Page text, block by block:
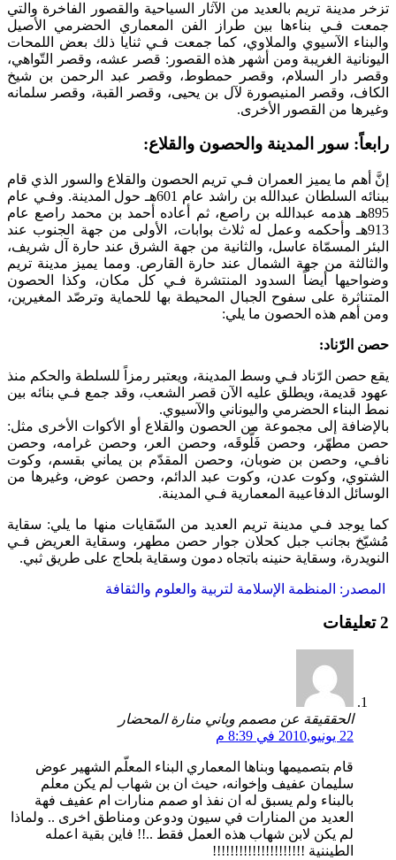
تزخر مدينة تريم بالعديد من الآثار السياحية والقصور الفاخرة والتي
جمعت فـي بناءها بين طراز الفن المعماري الحضرمي الأصيل
والبناء الآسيوي والملاوي، كما جمعت فـي ثنايا ذلك بعض اللمحات
اليونانية الغريبة ومن أشهر هذه القصور: قصر عشه، وقصر التّواهي،
وقصر دار السلام، وقصر حمطوط، وقصر عبد الرحمن بن شيخ
الكاف، وقصر المنيصورة لآل بن يحيى، وقصر القبة، وقصر سلمانه
وغيرها من القصور الأخرى.
رابعاً: سور المدينة والحصون والقلاع:
إنَّ أهم ما يميز العمران فـي تريم الحصون والقلاع والسور الذي قام
ببنائه السلطان عبدالله بن راشد عام 601هـ حول المدينة. وفـي عام
895هـ هدمه عبدالله بن راصع، ثم أعاده أحمد بن محمد راصع عام
913هـ وأحكمه وعمل له ثلاث بوابات،
الأولى من جهة الجنوب عند
البئر المسمّاة عاسل، والثانية من جهة الشرق عند حارة آل شريف،
والثالثة من جهة الشمال عند حارة القارص. ومما يميز مدينة تريم
وضواحيها أيضاً السدود المنتشرة فـي كل مكان، وكذا الحصون
المتناثرة على سفوح الجبال المحيطة بها للحماية وترصّد المغيرين،
ومن أهم هذه الحصون ما يلي:
حصن الرّناد:
يقع حصن الرّناد فـي وسط المدينة، ويعتبر رمزاً للسلطة والحكم منذ
عهود قديمة، ويطلق عليه الآن قصر الشعب، وقد جمع فـي بنائه بين
نمط البناء الحضرمي واليوناني والآسيوي.
بالإضافة إلى مجموعة من الحصون والقلاع أو الأكوات الأخرى مثل:
حصن مطهّر، وحصن فَلُّوقَه، وحصن العر، وحصن غرامه، وحصن
نافـي، وحصن بن ضوبان، وحصن المقدّم بن يماني بقسم، وكوت
الشتوي، وكوت عدن، وكوت عبد الدائم، وحصن عوض، وغيرها من
الوسائل الدفاعيبة المعمارية فـي المدينة.
كما يوجد فـي مدينة تريم العديد من السّقايات منها ما يلي: سقاية
مُشيّخ بجانب جبل كحلان جوار حصن مطهر، وسقاية العريض فـي
النويدرة، وسقاية حنينه باتجاه دمون وسقاية بلحاج على طريق ثبي.
المصدر: المنظمة الإسلامة لتربية والعلوم والثقافة
2 تعليقات
الحققيقة عن مصمم وباني منارة المحضار
22 يونيو,2010 في 8:39 م
قام بتصميمها وبناها المعماري البناء المعلّم الشهير عوض
سليمان عفيف وإخوانه، حيث ان بن شهاب لم يكن معلم
بالبناء ولم يسبق له ان نفذ او صمم منارات ام عفيف فهة
العديد من المنارات في سيون ودوعن ومناطق اخرى .. ولماذا
لم يكن لابن شهاب هذه العمل فقط ..!! فاين بقية اعمله
الطيننية !!!!!!!!!!!!!!!!!!!!!